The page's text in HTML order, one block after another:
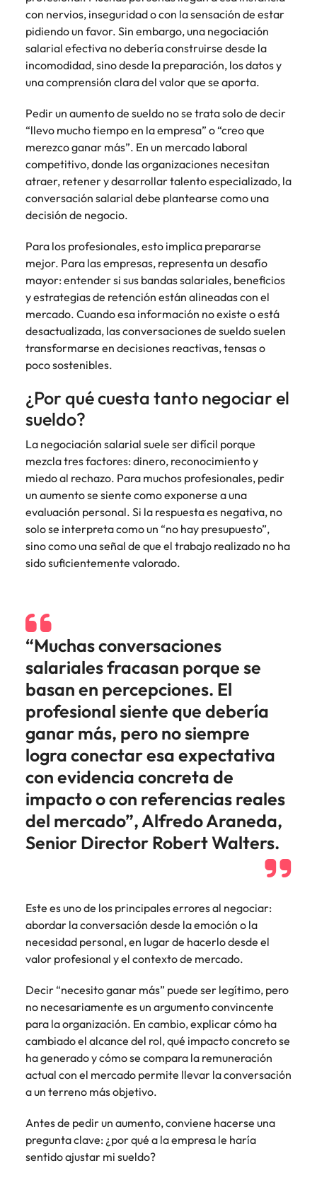
búsqueda
Encuentra
profesionales de
recursos
humanos para
atracción de
talento,
desarrollo
organizacional y
liderazgo de
personas.
abogados y
perfiles legales
para
despachos,
equipos in-
house,
funciones
regulatorias
clave.
de
empleo
expertos en
empleo para
hablar sobre el
mercado
laboral.
más
Corea del Sur
España
Suiza
Taiwan
Tailandia
Países Bajos
Reino Unido
Estados Unidos
Vietnam
Principales retos para las mujeres
Consejos de carrera
Cómo superar el estancamiento
Únete a nuestro equipo
Yo soy Robert Walters, ¿y tú? Serás
parte de un equipo con espíritu
emprendedor, enfocado a objetivos
donde podrás aprender y
Ver más
Chile
China
Alemania
Hong Kong
India
Indonesia
Italia
Japón
Malasia
Singapur
Corea del Sur
Suiza
Taiwan
Tailandia
Países Bajos
Reino Unido
Estados Unidos
Vietnam
con nervios, inseguridad o con la sensación de estar
pidiendo un favor. Sin embargo, una negociación
salarial efectiva no debería construirse desde la
incomodidad, sino desde la preparación, los datos y
una comprensión clara del valor que se aporta.
Pedir un aumento de sueldo no se trata solo de decir
“llevo mucho tiempo en la empresa” o “creo que
merezco ganar más”. En un mercado laboral
competitivo, donde las organizaciones necesitan
atraer, retener y desarrollar talento especializado, la
conversación salarial debe plantearse como una
decisión de negocio.
Para los profesionales, esto implica prepararse
mejor. Para las empresas, representa un desafío
mayor: entender si sus bandas salariales, beneficios
y estrategias de retención están alineadas con el
mercado. Cuando esa información no existe o está
desactualizada, las conversaciones de sueldo suelen
transformarse en decisiones reactivas, tensas o
poco sostenibles.
¿Por qué cuesta tanto negociar el
sueldo?
La negociación salarial suele ser difícil porque
mezcla tres factores: dinero, reconocimiento y
miedo al rechazo. Para muchos profesionales, pedir
un aumento se siente como exponerse a una
evaluación personal. Si la respuesta es negativa, no
solo se interpreta como un “no hay presupuesto”,
sino como una señal de que el trabajo realizado no ha
sido suficientemente valorado.
“Muchas conversaciones
salariales fracasan porque se
basan en percepciones. El
profesional siente que debería
ganar más, pero no siempre
logra conectar esa expectativa
con evidencia concreta de
impacto o con referencias reales
del mercado”, Alfredo Araneda,
Senior Director Robert Walters.
Este es uno de los principales errores al negociar:
abordar la conversación desde la emoción o la
necesidad personal, en lugar de hacerlo desde el
valor profesional y el contexto de mercado.
Decir “necesito ganar más” puede ser legítimo, pero
no necesariamente es un argumento convincente
para la organización. En cambio, explicar cómo ha
cambiado el alcance del rol, qué impacto concreto se
ha generado y cómo se compara la remuneración
actual con el mercado permite llevar la conversación
a un terreno más objetivo.
Antes de pedir un aumento, conviene hacerse una
pregunta clave: ¿por qué a la empresa le haría
sentido ajustar mi sueldo?